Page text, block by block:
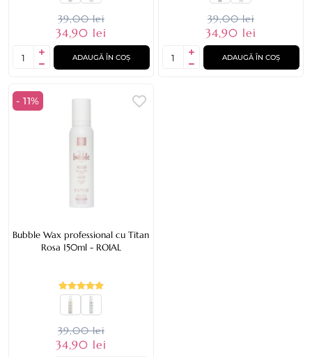
39,00 lei
34,90 lei
ADAUGĂ ÎN COȘ
39,00 lei
34,90 lei
ADAUGĂ ÎN COȘ
- 11%
Bubble Wax professional cu Titan
Rosa 150ml - ROIAL
39,00 lei
34,90 lei